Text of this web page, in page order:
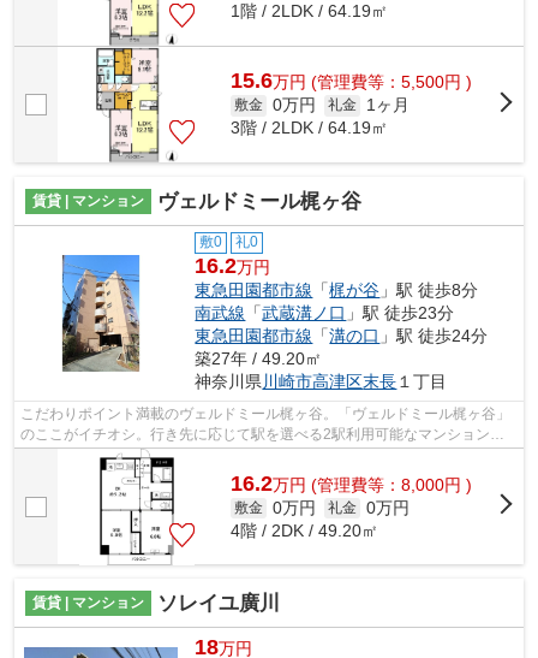
1階 / 2LDK / 64.19㎡
15.6万円 (管理費等：5,500円 )
敷金 0万円 礼金
1ヶ月
3階 / 2LDK / 64.19㎡
賃貸 | マンション ヴェルドミール梶ヶ谷
敷0 礼0
16.2万円
東急田園都市線 「梶が谷 」駅 徒歩8分
南武線 「武蔵溝ノ口 」駅 徒歩23分
東急田園都市線 「溝の口 」駅 徒歩24分
築27年 / 49.20㎡
神奈川県川崎市高津区末長１丁目
こだわりポイント満載のヴェルドミール梶ヶ谷。「ヴェルドミール梶ヶ谷」
のここがイチオシ。行き先に応じて駅を選べる2駅利用可能なマンションで
す。こちらの物件にはエレベーターが付...
16.2万円 (管理費等：8,000円 )
敷金 0万円 礼金 0万円
4階 / 2DK / 49.20㎡
賃貸 | マンション ソレイユ廣川
18万円